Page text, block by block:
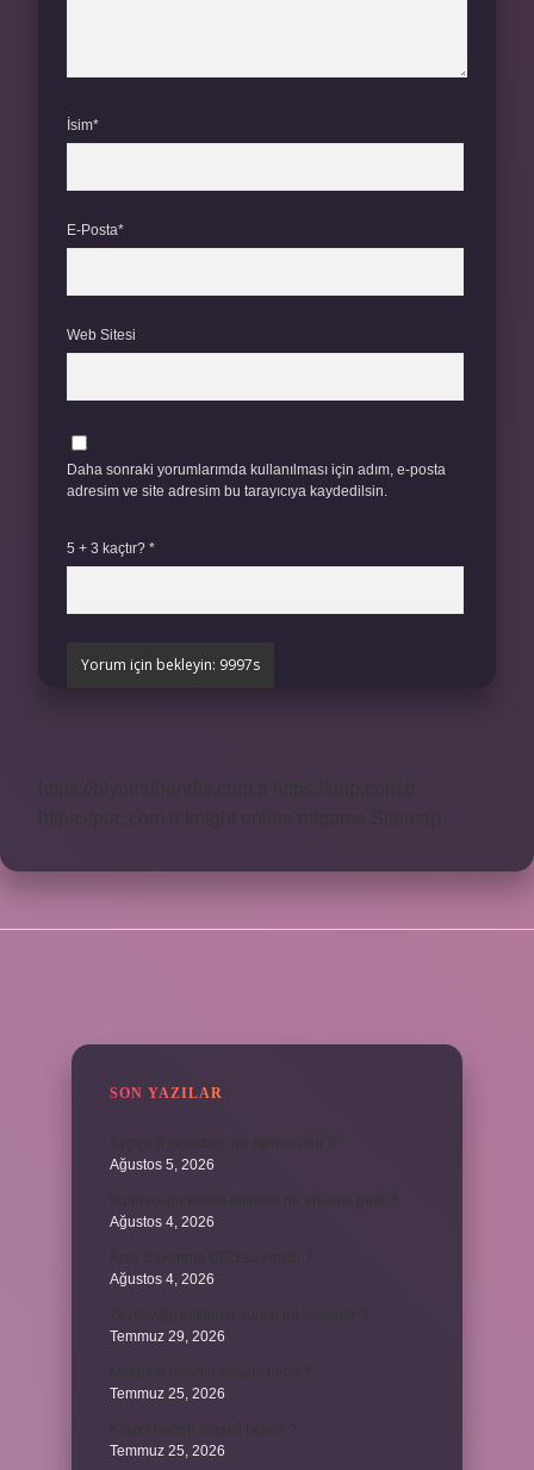
İsim*
E-Posta*
Web Sitesi
Daha sonraki yorumlarımda kullanılması için adım, e-posta
adresim ve site adresim bu tarayıcıya kaydedilsin.
5 + 3 kaçtır? *
SON YAZILAR
Ağustos 5, 2026
Ağustos 4, 2026
Ağustos 4, 2026
Temmuz 29, 2026
Temmuz 25, 2026
Temmuz 25, 2026